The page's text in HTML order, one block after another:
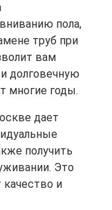
пола,
труб при
вам
долговечную
многие годы.
дает
получить
Это
качество и